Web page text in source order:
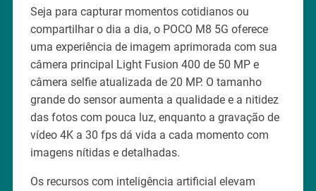
Seja para capturar momentos cotidianos ou
compartilhar o dia a dia, o POCO M8 5G oferece
uma experiência de imagem aprimorada com sua
câmera principal Light Fusion 400 de 50 MP e
câmera selfie atualizada de 20 MP. O tamanho
grande do sensor aumenta a qualidade e a nitidez
das fotos com pouca luz, enquanto a gravação de
vídeo 4K a 30 fps dá vida a cada momento com
imagens nítidas e detalhadas.
Os recursos com inteligência artificial elevam